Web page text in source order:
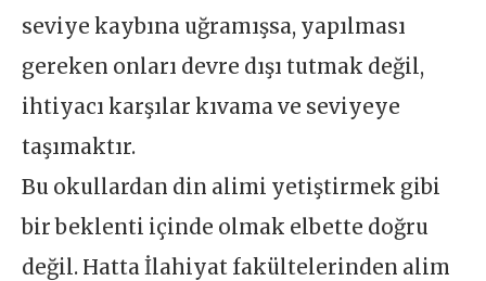
seviye kaybına uğramışsa, yapılması
gereken onları devre dışı tutmak değil,
ihtiyacı karşılar kıvama ve seviyeye
taşımaktır.
Bu okullardan din alimi yetiştirmek gibi
bir beklenti içinde olmak elbette doğru
değil. Hatta İlahiyat fakültelerinden alim